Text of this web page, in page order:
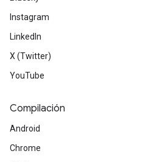
Instagram
LinkedIn
X (Twitter)
YouTube
Compilación
Android
Chrome